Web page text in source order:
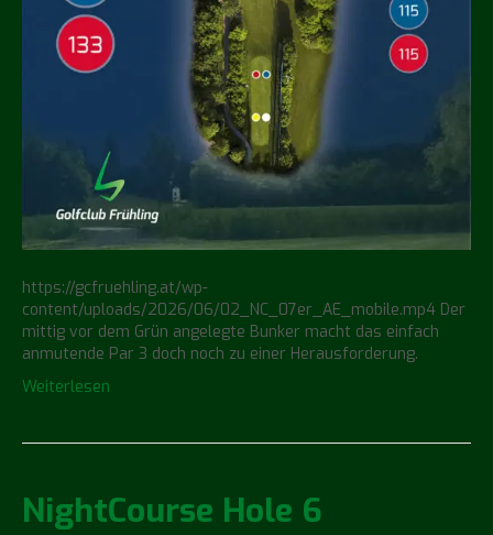
https://gcfruehling.at/wp-
content/uploads/2026/06/02_NC_07er_AE_mobile.mp4 Der
mittig vor dem Grün angelegte Bunker macht das einfach
anmutende Par 3 doch noch zu einer Herausforderung.
Weiterlesen
NightCourse Hole 6